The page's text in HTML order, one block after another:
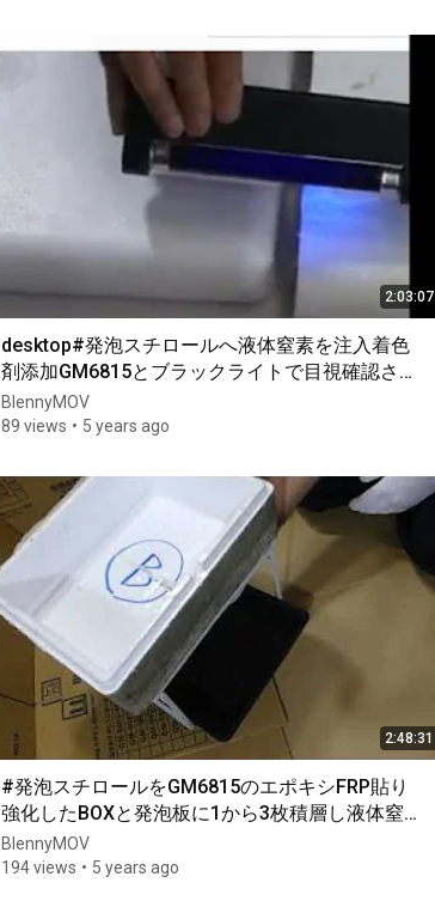
2:03:07
desktop#発泡スチロールへ液体窒素を注入着色
剤添加GM6815とブラックライトで目視確認さび
止めから染み出し漏れ修理やコーティングFRP積
層の安全塗りムラなどわかりやすく簡単に3th
BlennyMOV
89 views
5 years ago
2:48:31
#発泡スチロールをGM6815のエポキシFRP貼り
強化したBOXと発泡板に1から3枚積層し液体窒
素を注入FRP強度や剥がれ漏れ接着検査OK合格
このテスト品を水で漏れ確認再コーティング企
BlennyMOV
194 views
5 years ago